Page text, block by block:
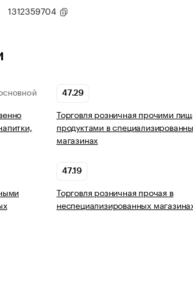
1312359704
47.29
Торговля розничная прочими
продуктами в
магазинах
47.19
Торговля розничная прочая в
неспециализированных